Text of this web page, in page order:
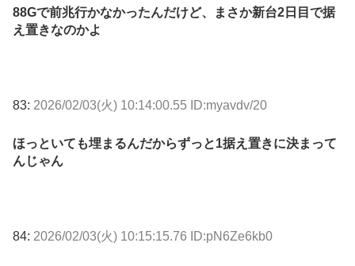
88Gで前兆行かなかったんだけど、まさか新台2日目で据
え置きなのかよ
83: 2026/02/03(火) 10:14:00.55 ID:myavdv/20
ほっといても埋まるんだからずっと1据え置きに決まって
んじゃん
84: 2026/02/03(火) 10:15:15.76 ID:pN6Ze6kb0